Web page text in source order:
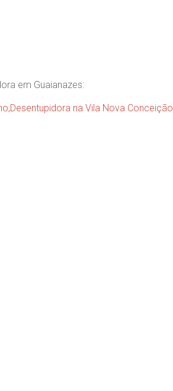
em Guaianazes:
,Desentupidora na Vila Nova Conceição